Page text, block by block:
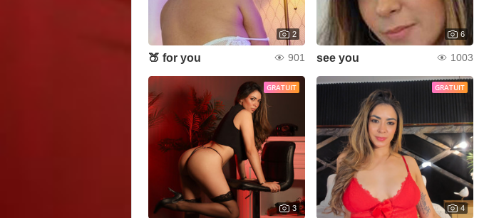
2
🍑 for you 901
6
see you 1003
GRATUIT
3
GRATUIT
4